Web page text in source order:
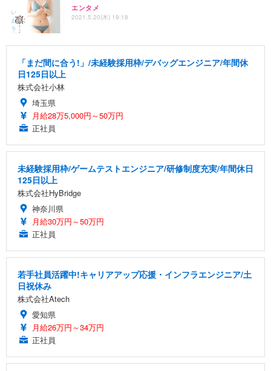
エンタメ
2021.5.20(木) 19:18
「まだ間に合う!」/未経験採用枠/デバッグエンジニア/年間休
日125日以上
株式会社小林
埼玉県
月給28万5,000円～50万円
正社員
未経験採用枠/ゲームテストエンジニア/研修制度充実/年間休日
125日以上
株式会社HyBridge
神奈川県
月給30万円～50万円
正社員
若手社員活躍中!キャリアアップ応援・インフラエンジニア/土
日祝休み
株式会社Atech
愛知県
月給26万円～34万円
正社員